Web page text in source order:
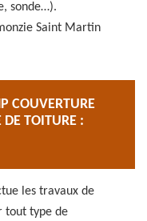
sonde…).
Saint Martin
COUVERTURE
DE TOITURE :
les travaux de
tout type de